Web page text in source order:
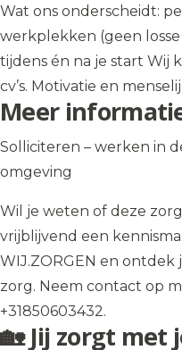
Wat ons onderscheidt:
werkplekken (geen
tijdens én na je start Wij
cv’s. Motivatie en
Meer
Solliciteren – werken in
omgeving
Wil je weten of deze
vrijblijvend een
WIJ.ZORGEN en
zorg. Neem contact op
+31850603432.
🏡 Jij zorgt met